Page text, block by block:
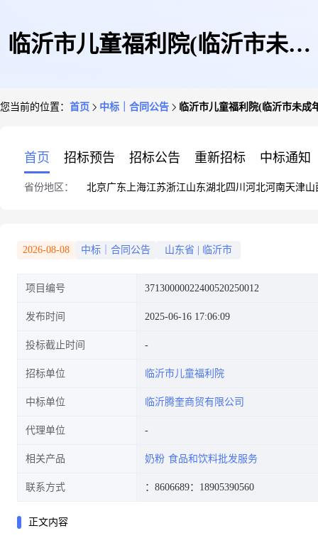
临沂市儿童福利院(临沂市未成
您当前的位置： 首页 中标｜合同公告 临沂市儿童福利院(临沂市未
首页 招标预告 招标公告 重新招标 中标通知
省份地区： 北京广东 上海江苏浙江山东湖北四川 河北河南天津山
2026-08-08 中标｜合同公告 山东省 临沂市
项目编号 37130000022400520250012
发布时间 2025-06-16 17:06:09
投标截止时间
招标单位 临沂市儿童福利院
中标单位 临沂腾奎商贸有限公司
代理单位
相关产品 奶粉 食品和饮料批发服务
联系方式 ：8606689：18905390560
正文内容